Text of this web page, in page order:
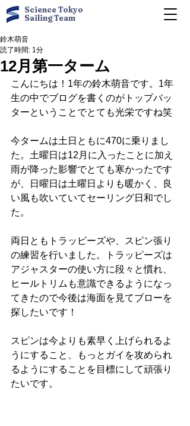
Science Tokyo
Sailing Team
12月第一ターム
鈴木萌音
読了時間: 1分
こんにちは！1年の鈴木萌音です。1年
生の中でブログを書くのがトップバッ
ターということでとても光栄ですね笑
今タームは土日ともに470に乗りまし
た。土曜日は12月に入ったことに加え
雨が降った影響でとても寒かったです
が、日曜日は土曜日よりも暖かく、良
い風も吹いていてセーリング日和でし
た。
両日ともトラッピーズや、スピン張り
の練習を行いました。トラッピーズは
アジャスターの使い方に段々と慣れ、
ヒールトリムも意識できるようになっ
てきたので今後は海面を見てブローを
探したいです！
スピンは今よりも素早く上げられるよ
うにすること、もっとガイを攻められ
るようにすることを目標にして頑張り
たいです。